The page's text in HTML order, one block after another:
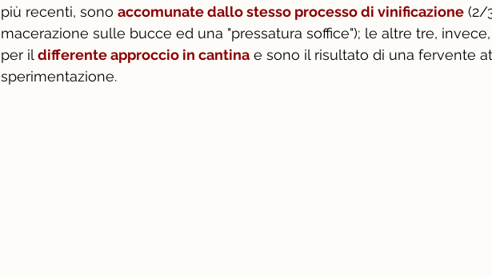
più recenti, sono accomunate dallo stesso processo di vinificazione (2/
macerazione sulle bucce ed una "pressatura soffice"); le altre tre,
per il differente approccio in cantina e sono il risultato di una fervente
sperimentazione.